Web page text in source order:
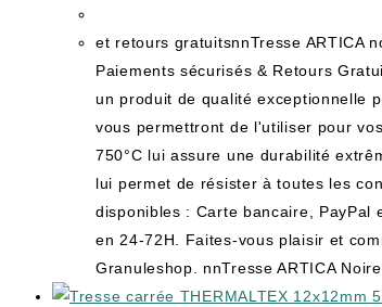
et retours gratuitsnnTresse ARTICA
Paiements sécurisés & Retours
un produit de qualité exceptionnelle
vous permettront de l'utiliser pour
750°C lui assure une durabilité
lui permet de résister à toutes les
disponibles : Carte bancaire,
en 24-72H. Faites-vous plaisir et
Granuleshop. nnTresse ARTICA